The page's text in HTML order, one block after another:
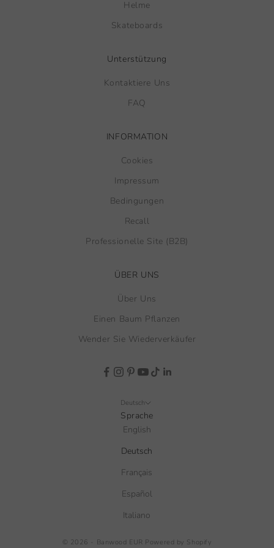
Helme
Skateboards
Unterstützung
Kontaktiere Uns
FAQ
INFORMATION
Cookies
Impressum
Bedingungen
Recall
Professionelle Site (B2B)
ÜBER UNS
Über Uns
Einen Baum Pflanzen
Wender Sie Wiederverkäufer
Deutsch
Sprache
English
Deutsch
Français
Español
Italiano
© 2026 - Banwood EUR Powered by Shopify